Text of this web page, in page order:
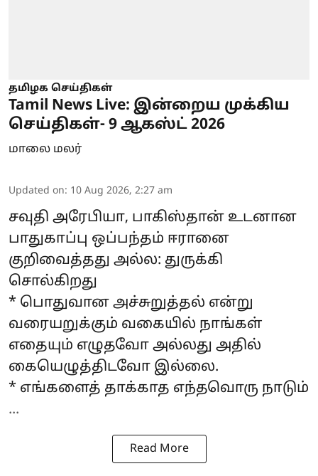
தமிழக செய்திகள்
Tamil News Live: இன்றைய முக்கிய
செய்திகள்- 9 ஆகஸ்ட் 2026
மாலை மலர்
Updated on: 10 Aug 2026, 2:27 am
சவுதி அரேபியா, பாகிஸ்தான் உடனான
பாதுகாப்பு ஒப்பந்தம் ஈரானை
குறிவைத்தது அல்ல: துருக்கி
சொல்கிறது
* பொதுவான அச்சுறுத்தல் என்று
வரையறுக்கும் வகையில் நாங்கள்
எதையும் எழுதவோ அல்லது அதில்
கையெழுத்திடவோ இல்லை.
* எங்களைத் தாக்காத எந்தவொரு நாடும்
...
Read More